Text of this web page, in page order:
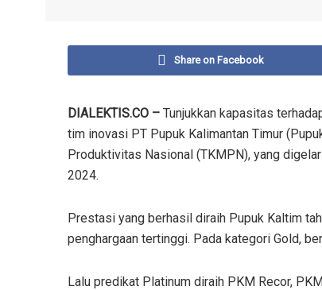
Share on Facebook
DIALEKTIS.CO – Tunjukkan kapasitas
tim inovasi PT Pupuk Kalimantan Timur
Produktivitas Nasional (TKMPN), yang
2024.
Prestasi yang berhasil diraih Pupuk Kaltim
penghargaan tertinggi. Pada kategori Gold,
Lalu predikat Platinum diraih PKM Recor,